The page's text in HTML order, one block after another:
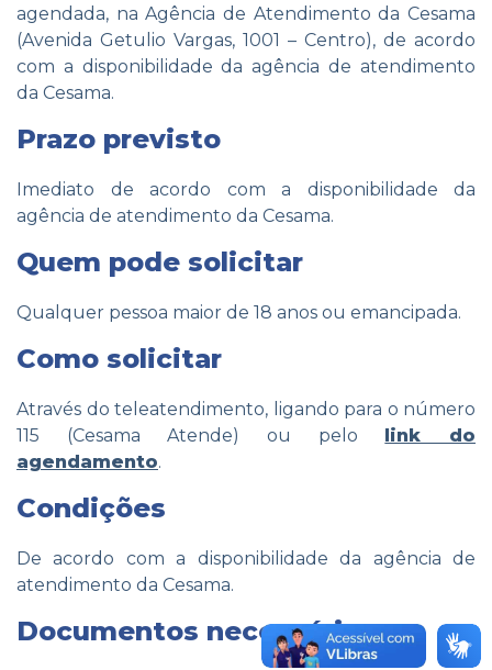
agendada, na Agência de Atendimento da Cesama
(Avenida Getulio Vargas, 1001 – Centro), de acordo
com a disponibilidade da agência de atendimento
da Cesama.
Prazo previsto
Imediato de acordo com a disponibilidade da
agência de atendimento da Cesama.
Quem pode solicitar
Qualquer pessoa maior de 18 anos ou emancipada.
Como solicitar
Através do teleatendimento, ligando para o número
115 (Cesama Atende) ou pelo link do
agendamento.
Condições
De acordo com a disponibilidade da agência de
atendimento da Cesama.
Documentos necessários